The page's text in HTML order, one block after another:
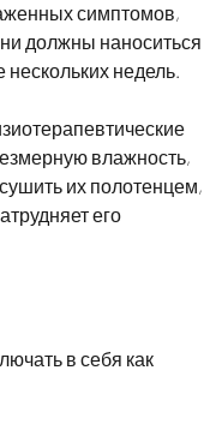
симптомов,
должны наноситься
нескольких недель.
влажность,
их полотенцем,
его
в себя как